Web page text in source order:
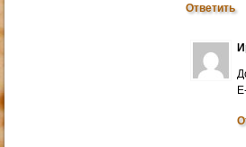
Ответить